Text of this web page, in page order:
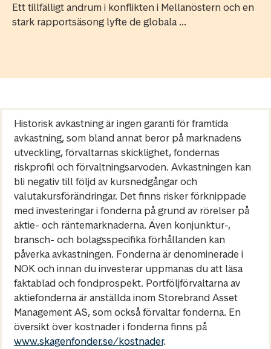
Ett tillfälligt andrum i konflikten i Mellanöstern och en
stark rapportsäsong lyfte de globala ...
Historisk avkastning är ingen garanti för framtida
avkastning, som bland annat beror på marknadens
utveckling, förvaltarnas skicklighet, fondernas
riskprofil och förvaltningsarvoden. Avkastningen kan
bli negativ till följd av kursnedgångar och
valutakursförändringar. Det finns risker förknippade
med investeringar i fonderna på grund av rörelser på
aktie- och räntemarknaderna. Även konjunktur-,
bransch- och bolagsspecifika förhållanden kan
påverka avkastningen. Fonderna är denominerade i
NOK och innan du investerar uppmanas du att läsa
faktablad och fondprospekt. Portföljförvaltarna av
aktiefonderna är anställda inom Storebrand Asset
Management AS, som också förvaltar fonderna. En
översikt över kostnader i fonderna finns på
www.skagenfonder.se/kostnader.